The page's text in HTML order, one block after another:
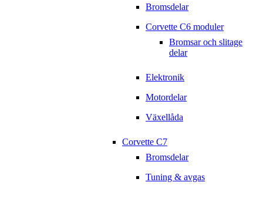
Bromsdelar
Corvette C6 moduler
Bromsar och slitage
delar
Elektronik
Motordelar
Växellåda
Corvette C7
Bromsdelar
Tuning & avgas